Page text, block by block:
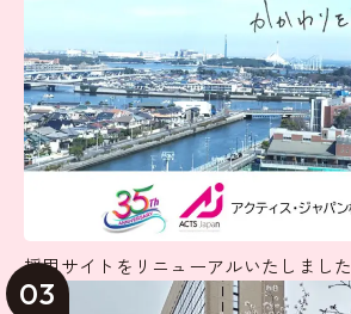
採用サイトをリニューアルいたしました
03